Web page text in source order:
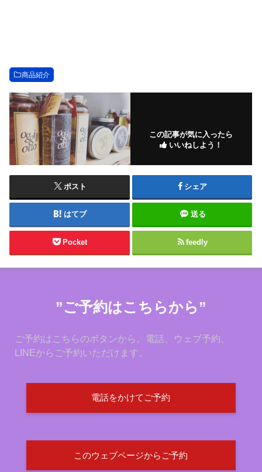
商品紹介
この記事が気に入ったら
いいねしよう！
ポスト シェア
はてブ 送る
Pocket feedly
”ご予約はこちらから”
ご予約はこちらのボタンから。電話、ウェブ予約、
LINEからご予約いただけます。
電話をかけてご予約
このウェブページからご予約